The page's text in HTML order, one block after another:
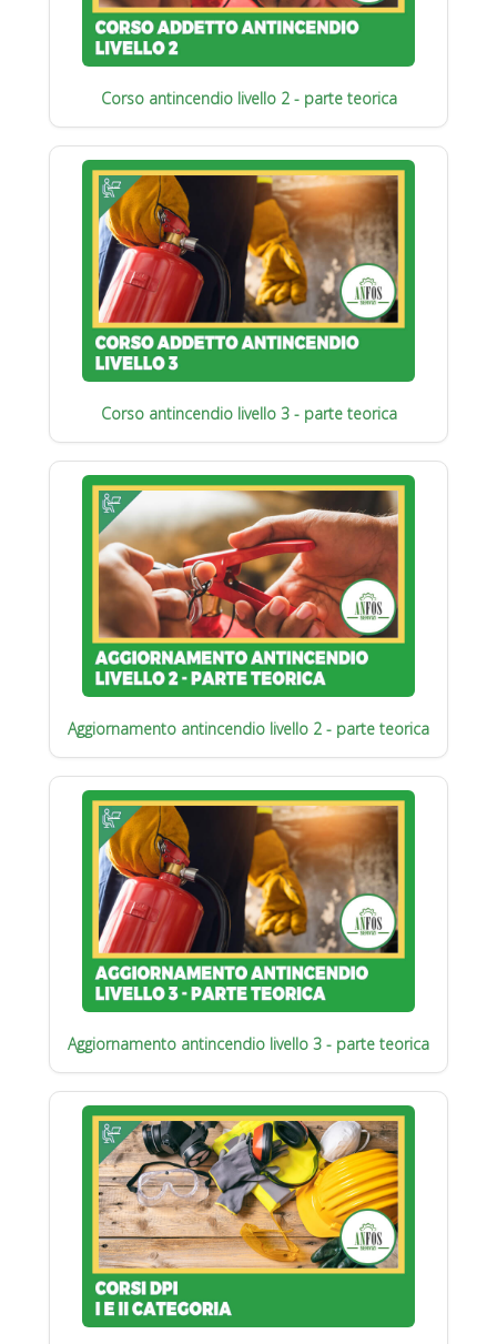
Corso antincendio livello 2 - parte teorica
Corso antincendio livello 3 - parte teorica
Aggiornamento antincendio livello 2 - parte teorica
Aggiornamento antincendio livello 3 - parte teorica